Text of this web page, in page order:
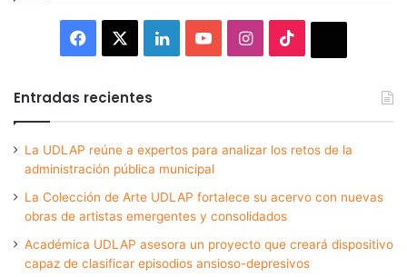
Facebook LinkedInYouTubeInstagram
Entradas recientes
La UDLAP reúne a expertos para analizar los retos de la
administración pública municipal
La Colección de Arte UDLAP fortalece su acervo con nuevas
obras de artistas emergentes y consolidados
Académica UDLAP asesora un proyecto que creará dispositivo
capaz de clasificar episodios ansioso-depresivos